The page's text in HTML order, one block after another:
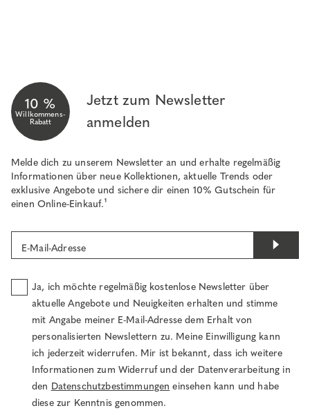
10 %
Willkommens-
Rabatt
Jetzt zum Newsletter
anmelden
Melde dich zu unserem Newsletter an und erhalte regelmäßig
Informationen über neue Kollektionen, aktuelle Trends oder
exklusive Angebote und sichere dir einen 10% Gutschein für
einen Online-Einkauf.¹
E-Mail-Adresse
Ja, ich möchte regelmäßig kostenlose Newsletter über
aktuelle Angebote und Neuigkeiten erhalten und stimme
mit Angabe meiner E-Mail-Adresse dem Erhalt von
personalisierten Newslettern zu. Meine Einwilligung kann
ich jederzeit widerrufen. Mir ist bekannt, dass ich weitere
Informationen zum Widerruf und der Datenverarbeitung in
den Datenschutzbestimmungen einsehen kann und habe
diese zur Kenntnis genommen.